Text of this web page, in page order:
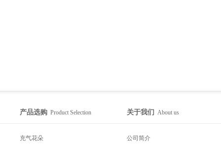
产品选购 Product Selection
充气花朵
关于我们 About us
公司简介